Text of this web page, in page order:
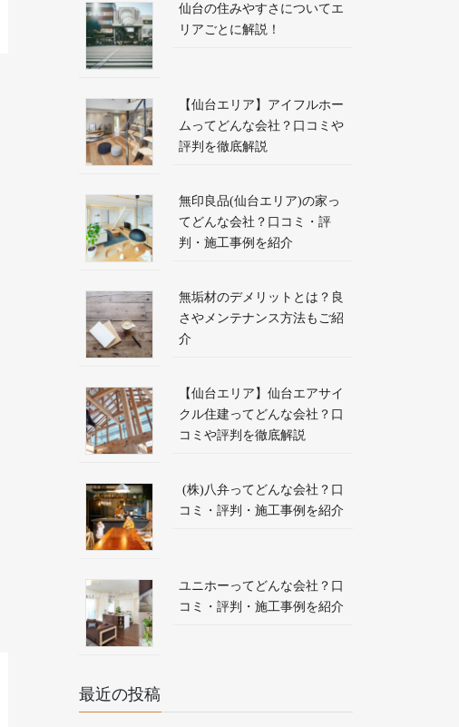
仙台の住みやすさについてエ
リアごとに解説！
【仙台エリア】アイフルホー
ムってどんな会社？口コミや
評判を徹底解説
無印良品(仙台エリア)の家っ
てどんな会社？口コミ・評
判・施工事例を紹介
無垢材のデメリットとは？良
さやメンテナンス方法もご紹
介
【仙台エリア】仙台エアサイ
クル住建ってどんな会社？口
コミや評判を徹底解説
(株)八弁ってどんな会社？口
コミ・評判・施工事例を紹介
ユニホーってどんな会社？口
コミ・評判・施工事例を紹介
最近の投稿